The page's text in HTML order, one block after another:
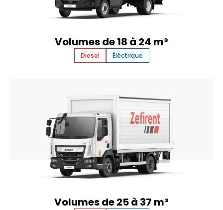
Volumes de 18 à 24 m³
Diesel Éléctrique
Volumes de 25 à 37 m³